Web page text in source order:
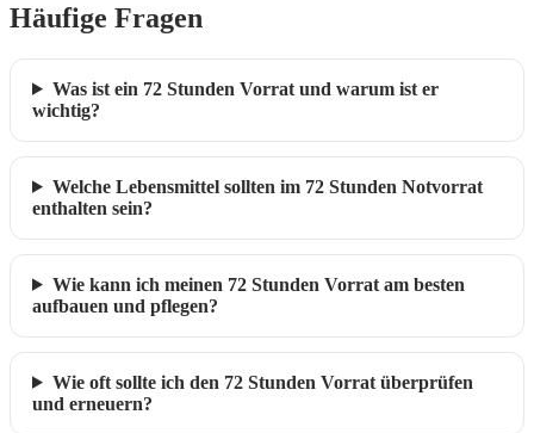
Häufige Fragen
Was ist ein 72 Stunden Vorrat und warum ist er
wichtig?
Welche Lebensmittel sollten im 72 Stunden Notvorrat
enthalten sein?
Wie kann ich meinen 72 Stunden Vorrat am besten
aufbauen und pflegen?
Wie oft sollte ich den 72 Stunden Vorrat überprüfen
und erneuern?